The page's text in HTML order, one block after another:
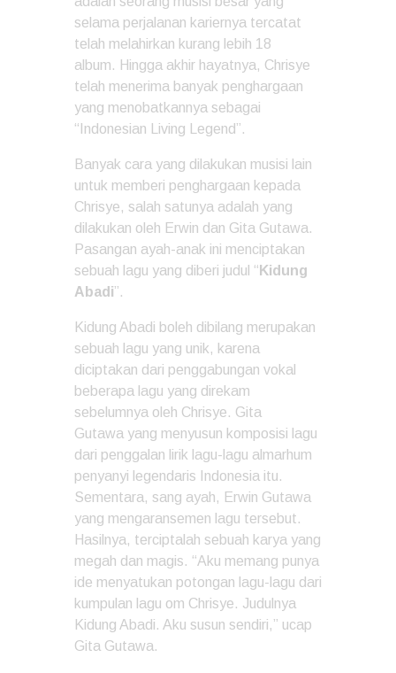
selama perjalanan kariernya tercatat
telah melahirkan kurang lebih 18
album. Hingga akhir hayatnya, Chrisye
telah menerima banyak penghargaan
yang menobatkannya sebagai
“Indonesian Living Legend”.
Banyak cara yang dilakukan musisi lain
untuk memberi penghargaan kepada
Chrisye, salah satunya adalah yang
dilakukan oleh Erwin dan Gita Gutawa.
Pasangan ayah-anak ini menciptakan
sebuah lagu yang diberi judul “ Kidung
Abadi”.
Kidung Abadi boleh dibilang merupakan
sebuah lagu yang unik, karena
diciptakan dari penggabungan vokal
beberapa lagu yang direkam
sebelumnya oleh Chrisye. Gita
Gutawa yang menyusun komposisi lagu
dari penggalan lirik lagu-lagu almarhum
penyanyi legendaris Indonesia itu.
Sementara, sang ayah, Erwin Gutawa
yang mengaransemen lagu tersebut.
Hasilnya, terciptalah sebuah karya yang
megah dan magis. “Aku memang punya
ide menyatukan potongan lagu-lagu dari
kumpulan lagu om Chrisye. Judulnya
Kidung Abadi. Aku susun sendiri,” ucap
Gita Gutawa.